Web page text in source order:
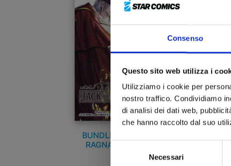
Consenso
Questo sito web utilizza i
Utilizziamo i cookie per
nostro traffico. Condividiamo
di analisi dei dati web,
che hanno raccolto dal suo
Selezione
Necessari
BUNDLE RECORD OF
RAGNAROK N. 19 +
RECORD OF RAGNAROK –